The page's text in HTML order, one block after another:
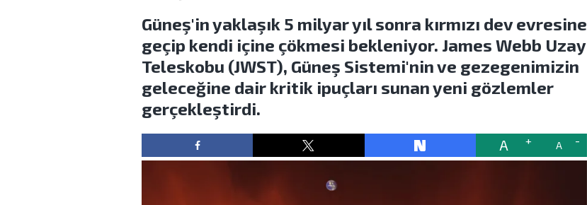
Güneş'in yaklaşık 5 milyar yıl sonra kırmızı dev evresine
geçip kendi içine çökmesi bekleniyor. James Webb Uzay
Teleskobu (JWST), Güneş Sistemi'nin ve gezegenimizin
geleceğine dair kritik ipuçları sunan yeni gözlemler
gerçekleştirdi.
A A